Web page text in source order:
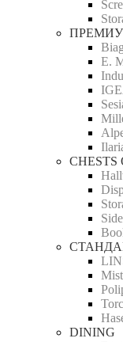
E.
CHESTS
DINING